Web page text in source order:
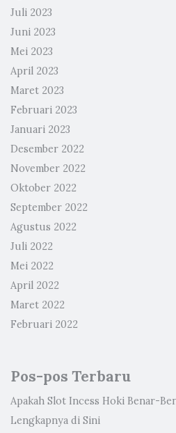
Juli 2023
Juni 2023
Mei 2023
April 2023
Maret 2023
Februari 2023
Januari 2023
Desember 2022
November 2022
Oktober 2022
September 2022
Agustus 2022
Juli 2022
Mei 2022
April 2022
Maret 2022
Februari 2022
Pos-pos Terbaru
Apakah Slot Incess Hoki Benar-
Lengkapnya di Sini